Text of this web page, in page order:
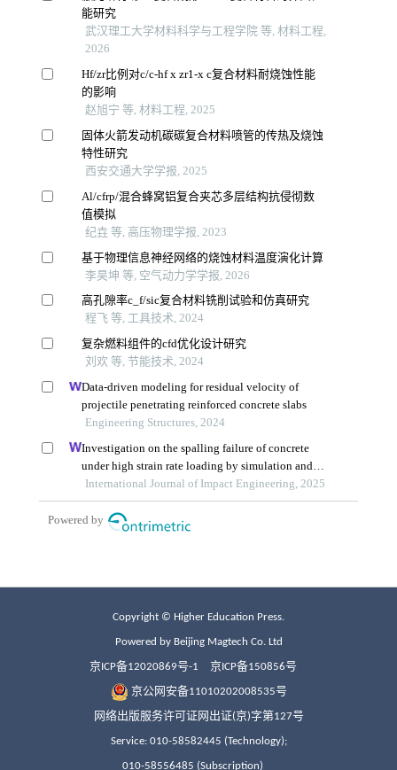
Copyright © Higher Education Press.
Powered by Beijing Magtech Co. Ltd
京ICP备12020869号-1 京ICP备150856号
京公网安备11010202008535号
网络出版服务许可证网出证(京)字第127号
Service: 010-58582445 (Technology);
010-58556485 (Subscription)